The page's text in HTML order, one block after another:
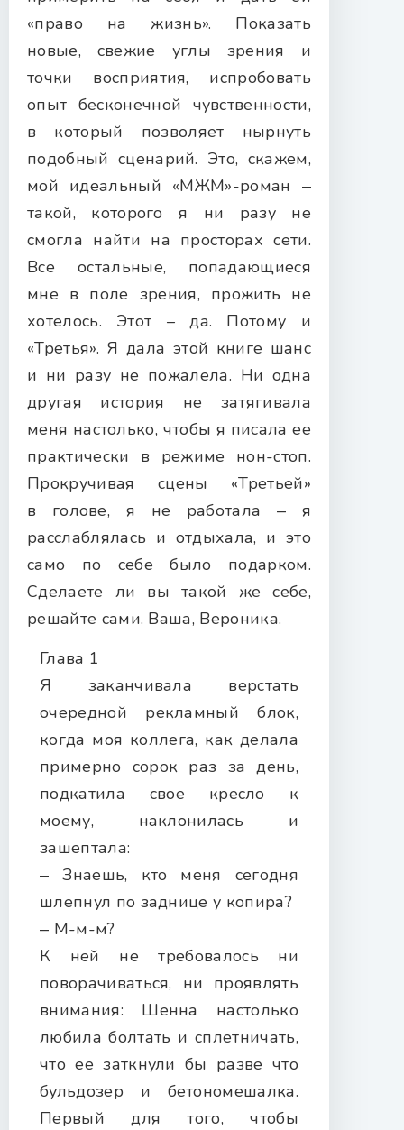
«право на жизнь». Показать
новые, свежие углы зрения и
точки восприятия, испробовать
опыт бесконечной чувственности,
в который позволяет нырнуть
подобный сценарий. Это, скажем,
мой идеальный «МЖМ»-роман ‒
такой, которого я ни разу не
смогла найти на просторах сети.
Все остальные, попадающиеся
мне в поле зрения, прожить не
хотелось. Этот – да. Потому и
«Третья». Я дала этой книге шанс
и ни разу не пожалела. Ни одна
другая история не затягивала
меня настолько, чтобы я писала ее
практически в режиме нон-стоп.
Прокручивая сцены «Третьей»
в голове, я не работала ‒ я
расслаблялась и отдыхала, и это
само по себе было подарком.
Сделаете ли вы такой же себе,
решайте сами. Ваша, Вероника.
Глава 1
Я заканчивала верстать
очередной рекламный блок,
когда моя коллега, как делала
примерно сорок раз за день,
подкатила свое кресло к
моему, наклонилась и
зашептала:
‒ Знаешь, кто меня сегодня
шлепнул по заднице у копира?
‒ М-м-м?
К ней не требовалось ни
поворачиваться, ни проявлять
внимания: Шенна настолько
любила болтать и сплетничать,
что ее заткнули бы разве что
бульдозер и бетономешалка.
Первый для того, чтобы